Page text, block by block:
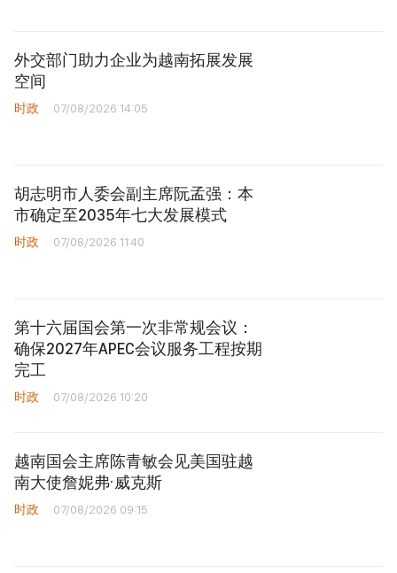
外交部门助力企业为越南拓展发展
空间
时政 07/08/2026 14:05
胡志明市人委会副主席阮孟强：本
市确定至2035年七大发展模式
时政 07/08/2026 11:40
第十六届国会第一次非常规会议：
确保2027年APEC会议服务工程按期
完工
时政 07/08/2026 10:20
越南国会主席陈青敏会见美国驻越
南大使詹妮弗·威克斯
时政 07/08/2026 09:15